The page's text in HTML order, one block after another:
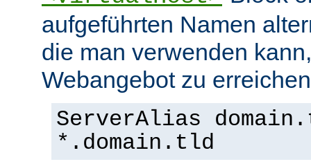
aufgeführten Namen
die man verwenden
Webangebot zu
ServerAlias
*.domain.tld